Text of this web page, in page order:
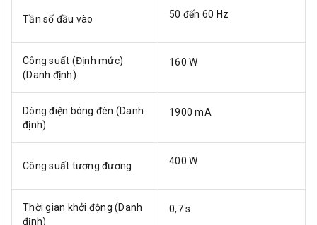
Tần số đầu vào 50 đến 60 Hz
Công suất (Định mức)
(Danh định)
160 W
Dòng điện bóng đèn (Danh
định)
1900 mA
Công suất tương đương 400 W
Thời gian khởi động (Danh
định)
0,7 s